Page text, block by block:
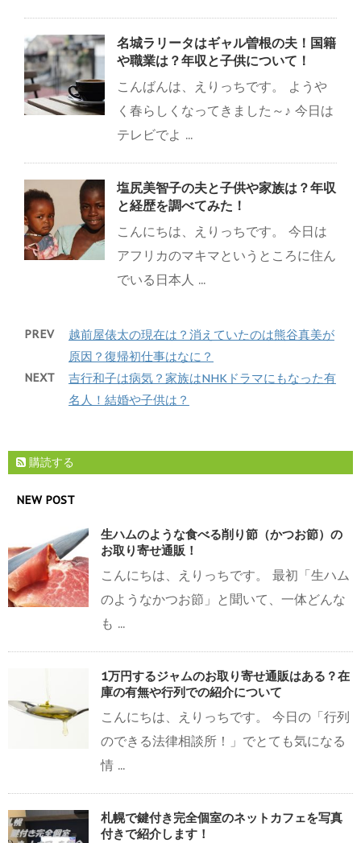
名城ラリータはギャル曽根の夫！国籍
や職業は？年収と子供について！
こんばんは、えりっちです。 ようや
く春らしくなってきました～♪ 今日は
テレビでよ ...
塩尻美智子の夫と子供や家族は？年収
と経歴を調べてみた！
こんにちは、えりっちです。 今日は
アフリカのマキマというところに住ん
でいる日本人 ...
PREV
越前屋俵太の現在は？消えていたのは熊谷真美が
原因？復帰初仕事はなに？
NEXT
吉行和子は病気？家族はNHKドラマにもなった有
名人！結婚や子供は？
購読する
NEW POST
生ハムのような食べる削り節（かつお節）の
お取り寄せ通販！
こんにちは、えりっちです。 最初「生ハム
のようなかつお節」と聞いて、一体どんな
も ...
1万円するジャムのお取り寄せ通販はある？在
庫の有無や行列での紹介について
こんにちは、えりっちです。 今日の「行列
のできる法律相談所！」でとても気になる
情 ...
札幌で鍵付き完全個室のネットカフェを写真
付きで紹介します！